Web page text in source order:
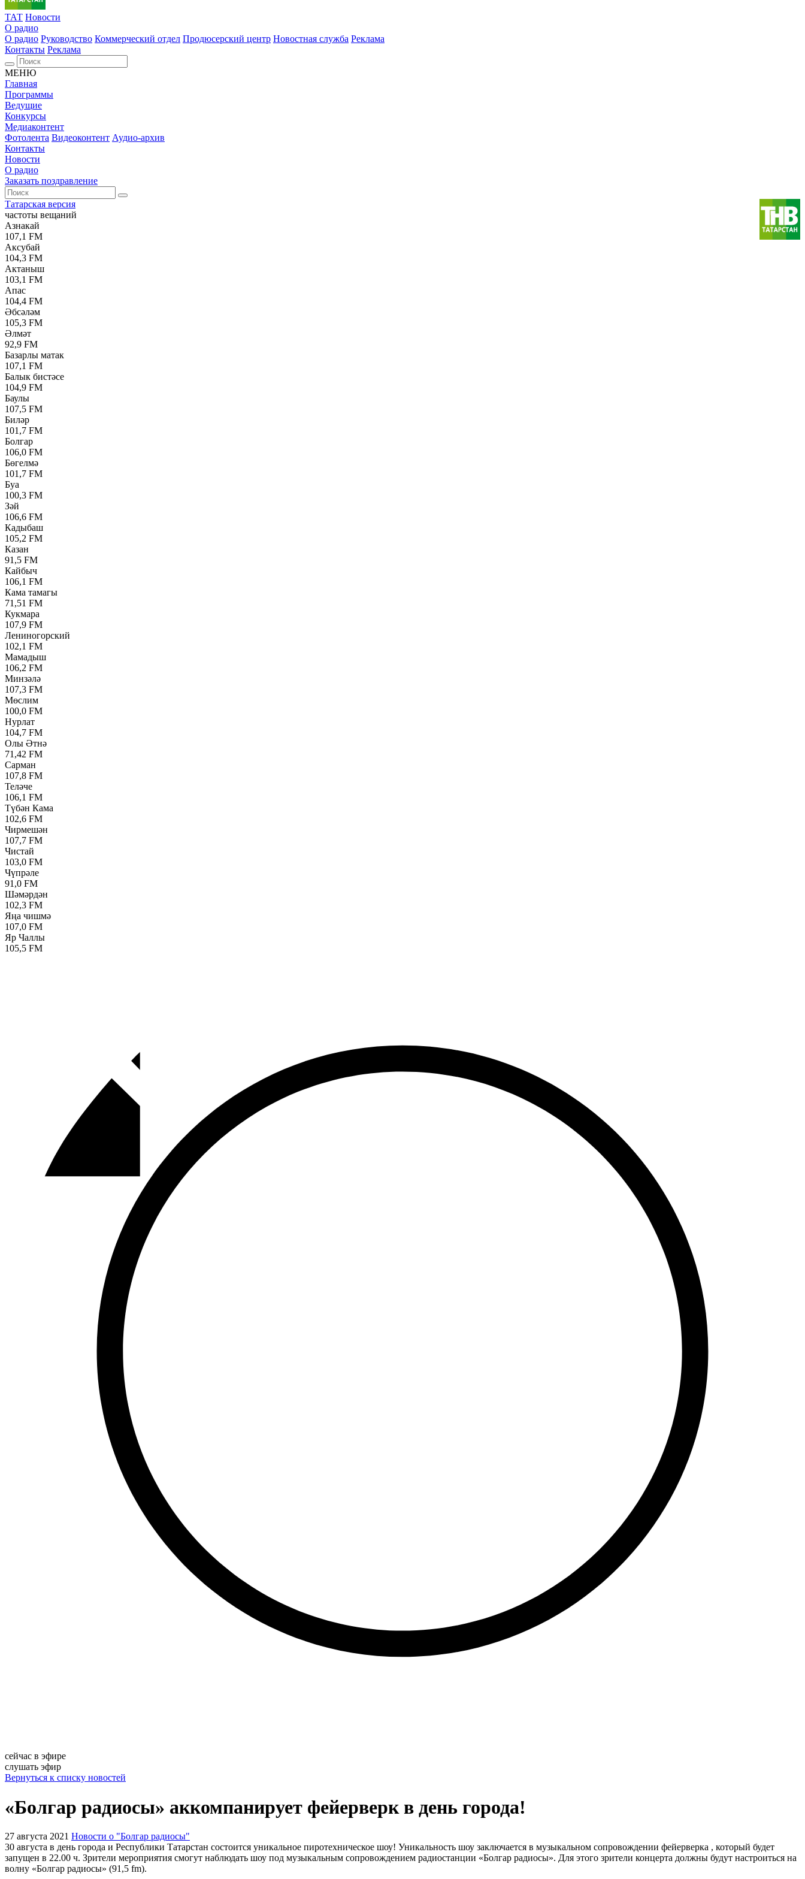
ТАТ Новости
О радио
О радио Руководство Коммерческий отдел Продюсерский центр Новостная служба Реклама
Контакты Реклама
МЕНЮ
Главная
Программы
Ведущие
Конкурсы
Медиаконтент
Фотолента Видеоконтент Аудио-архив
Контакты
Новости
О радио
Заказать поздравление
Татарская версия
частоты вещаний
Азнакай
107,1 FM
Аксубай
104,3 FM
Актаныш
103,1 FM
Апас
104,4 FM
Әбсәләм
105,3 FM
Әлмәт
92,9 FM
Базарлы матак
107,1 FM
Балык бистәсе
104,9 FM
Баулы
107,5 FM
Биләр
101,7 FM
Болгар
106,0 FM
Бөгелмә
101,7 FM
Буа
100,3 FM
Зәй
106,6 FM
Кадыбаш
105,2 FM
Казан
91,5 FM
Кайбыч
106,1 FM
Кама тамагы
71,51 FM
Кукмара
107,9 FM
Лениногорский
102,1 FM
Мамадыш
106,2 FM
Минзәлә
107,3 FM
Мөслим
100,0 FM
Нурлат
104,7 FM
Олы Әтнә
71,42 FM
Сарман
107,8 FM
Теләче
106,1 FM
Түбән Кама
102,6 FM
Чирмешән
107,7 FM
Чистай
103,0 FM
Чүпрәле
91,0 FM
Шәмәрдән
102,3 FM
Яңа чишмә
107,0 FM
Яр Чаллы
105,5 FM
сейчас в эфире
слушать эфир
Вернуться к списку новостей
«Болгар радиосы» аккомпанирует фейерверк в день города!
27 августа 2021 Новости о "Болгар радиосы"
30 августа в день города и Республики Татарстан состоится уникальное пиротехническое шоу! Уникальность шоу заключается в музыкальном сопровождении фейерверка , который будет
запущен в 22.00 ч. Зрители мероприятия смогут наблюдать шоу под музыкальным сопровождением радиостанции «Болгар радиосы». Для этого зрители концерта должны будут настроиться на
волну «Болгар радиосы» (91,5 fm).